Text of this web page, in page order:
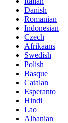
Danish
Romanian
Indonesian
Czech
Afrikaans
Swedish
Polish
Basque
Catalan
Esperanto
Hindi
Lao
Albanian